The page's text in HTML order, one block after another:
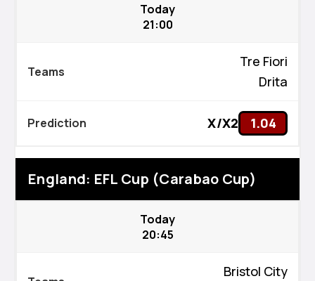
Today
21:00
Tre Fiori
Drita
X/X2 1.04
England: EFL Cup (Carabao Cup)
Today
20:45
Bristol City